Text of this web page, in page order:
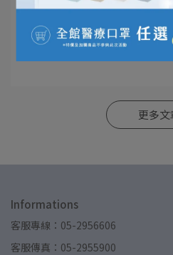
嬰兒口罩怎麼挑？幾歲
看⋯
閱讀更多 ->
更多文
Informations
客服專線：05-2956606
客服傳真：05-2955900